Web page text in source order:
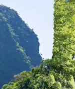
En el distrito de
una experiencia
mediterráneos y
desenfadado y
tacos de
gazpachuelo de
disfrutar de una
buena comida y